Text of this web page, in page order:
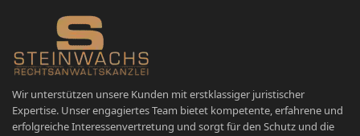
Wir unterstützen unsere Kunden mit erstklassiger juristischer
Expertise. Unser engagiertes Team bietet kompetente, erfahrene und
erfolgreiche Interessenvertretung und sorgt für den Schutz und die